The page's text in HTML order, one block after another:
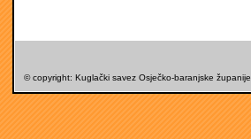
© copyright: Kuglački savez Osječko-baranjske županije